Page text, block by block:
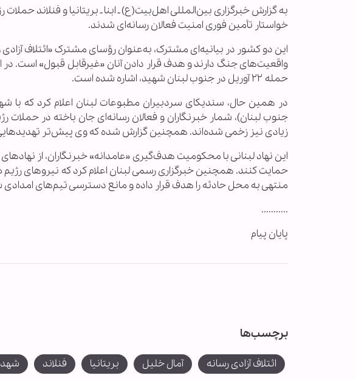
به گزارش خبرگزاری بین‌المللی اهل‌بیت(ع) ـ ابنا ـ بریتانیا و فنلاند
خواستار تأمین فوری امنیت فعالان رسانه‌ای شدند.
این دو کشور در بیانیه‌ای مشترک، به‌عنوان رؤسای مشترک «ائتلاف
واقعیت‌های جنگ دارند و هدف قرار دادن آنان «غیرقابل قبول» است. در
حمله ۲۲ آوریل در جنوب لبنان شهید، اشاره شده است.
در همین حال، سندیکای سردبیران مطبوعات لبنان اعلام کرد که با
زیادی نیز زخمی شده‌اند. همچنین گزارش شده که وی پیش‌تر
این نهاد لبنانی با محکومیت هدف‌گیری «عامدانه» خبرنگاران، از
حمایت کنند. همچنین خبرگزاری رسمی لبنان اعلام کرد که نیروهای
منتهی به محل حادثه را هدف قرار داده و مانع دسترسی تیم‌های امدادی
...........
پایان پیام
برچسب‌ها
ائتلاف آزادی رسانه آمال خلیل بریتانیا فنلاند